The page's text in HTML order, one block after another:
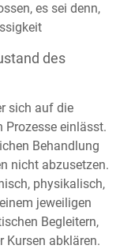
es sei denn,
des
sich auf die
Prozesse einlässt.
Behandlung
nicht abzusetzen.
physikalisch,
jeweiligen
Begleitern,
Kursen abklären.